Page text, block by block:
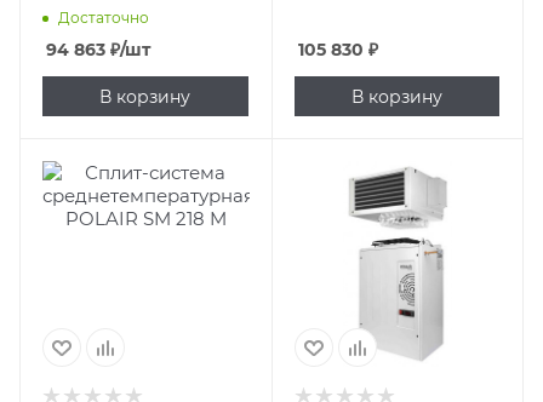
Достаточно
94 863 ₽/шт
В корзину
105 830 ₽
В корзину
Подпись к товару
среднетемпературная;
от -5 до 10 °C;
Подпись к товару
среднетемпературная;
от -5 до 10 °C; 220